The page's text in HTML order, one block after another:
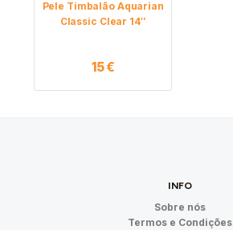
Pele Timbalão Aquarian
Classic Clear 14″
15€
INFO
Sobre nós
Termos e Condições